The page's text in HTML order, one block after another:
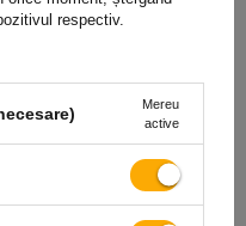
utilizează tensiunea
de 50 daN, ceea ce
respectiv.
Mereu
active